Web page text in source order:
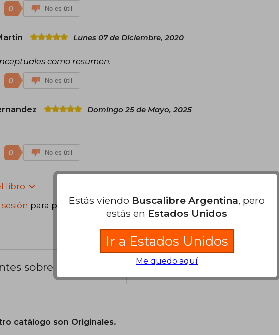
0 No es útil
Lunes 07 de Diciembre, 2020
como resumen.
0 No es útil
Domingo 25 de Mayo, 2025
0 No es útil
libro
para poder agregar tu propia evaluación.
sobre el libro
catálogo son Originales.
Estás viendo Buscalibre Argentina, pero
estás en Estados Unidos
Ir a Estados Unidos
Me quedo aquí